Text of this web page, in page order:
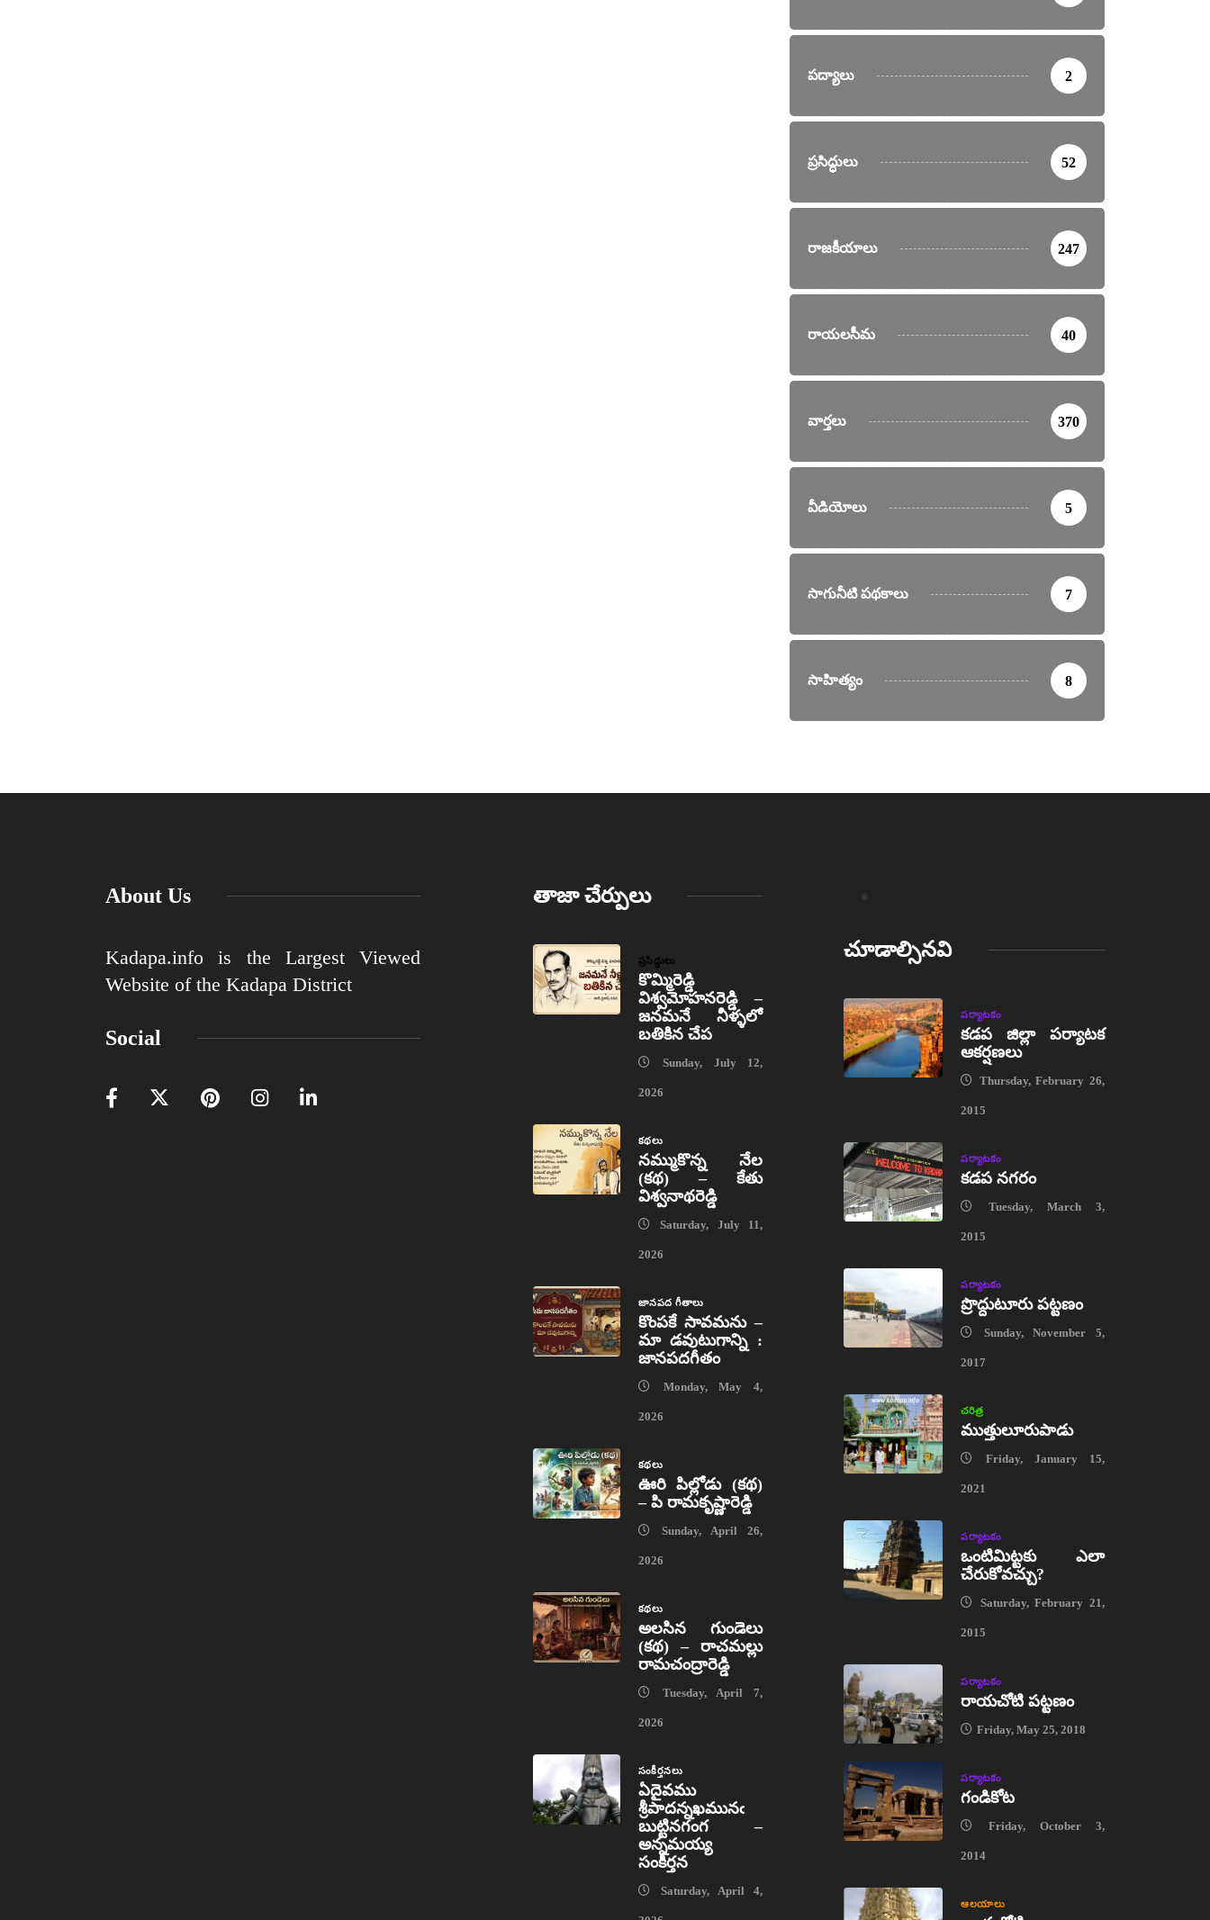
పద్యాలు 2
ప్రసిద్ధులు 52
రాజకీయాలు 247
రాయలసీమ 40
వార్తలు 370
వీడియోలు 5
సాగునీటి పథకాలు 7
సాహిత్యం 8
About Us
Kadapa.info is the Largest Viewed
Website of the Kadapa District
Social
తాజా చేర్పులు
ప్రసిద్ధులు
కొమ్మిరెడ్డి
విశ్వమోహనరెడ్డి –
జనమనే నీళ్ళలో
బతికిన చేప
Sunday, July 12,
2026
కథలు
నమ్ముకొన్న నేల
(కథ) – కేతు
విశ్వనాథరెడ్డి
Saturday, July 11,
2026
జానపద గీతాలు
కొంపకే సావమను –
మా డవుటుగాన్ని :
జానపదగీతం
Monday, May 4,
2026
కథలు
ఊరి పిల్లోడు (కథ)
– పి రామకృష్ణారెడ్డి
Sunday, April 26,
2026
కథలు
అలసిన గుండెలు
(కథ) – రాచమల్లు
రామచంద్రారెడ్డి
Tuesday, April 7,
2026
సంకీర్తనలు
ఏదైవము
శ్రీపాదన్నఖమునఁ
బుట్టినగంగ –
అన్నమయ్య
సంకీర్తన
Saturday, April 4,
చూడాల్సినవి
పర్యాటకం
కడప జిల్లా పర్యాటక
ఆకర్షణలు
Thursday, February 26,
2015
పర్యాటకం
కడప నగరం
Tuesday, March 3,
2015
పర్యాటకం
ప్రొద్దుటూరు పట్టణం
Sunday, November 5,
2017
చరిత్ర
ముత్తులూరుపాడు
Friday, January 15,
2021
పర్యాటకం
ఒంటిమిట్టకు ఎలా
చేరుకోవచ్చు?
Saturday, February 21,
2015
పర్యాటకం
రాయచోటి పట్టణం
Friday, May 25, 2018
పర్యాటకం
గండికోట
Friday, October 3,
2014
ఆలయాలు